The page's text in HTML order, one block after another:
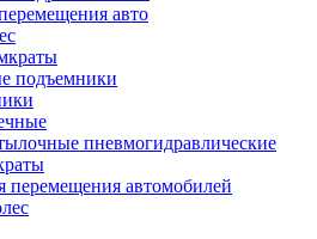
авто
подъемники
пневмогидравлические
перемещения автомобилей